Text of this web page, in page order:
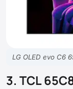
LG OLED evo C6
3. TCL